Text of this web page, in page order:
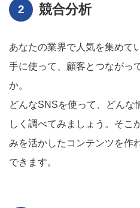
競合分析
あなたの業界で人気を集めて
手に使って、顧客とつながっ
か。
どんなSNSを使って、どんな
しく調べてみましょう。そこ
みを活かしたコンテンツを作
できます。